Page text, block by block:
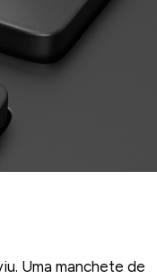
Uma manchete de